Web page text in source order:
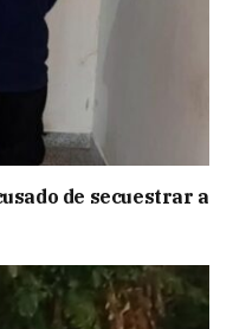
de secuestrar a